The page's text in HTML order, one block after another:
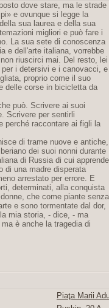
dove stare, ma le strade
e ovunque si legge la
sua laurea e della sua
migliori e può fare i
La sua sete di conoscenza
e dell'arte italiana, vorrebbe
riuscirci mai. Del resto, lei
i detersivi e i canovacci, e
proprio come il suo
delle corse in bicicletta da
può. Scrivere ai suoi
Scrivere per sentirli
perché raccontare ai figli la
di trame nuove e antiche,
dei suoi nonni durante
di Russia di cui apprende
di una madre disperata
arrestato per errore. E
determinati, alla conquista
che come piante senza
e sono tormentate dal dor,
mia storia, - dice, - ma
è anche la tragedia di
Piaţa Marii